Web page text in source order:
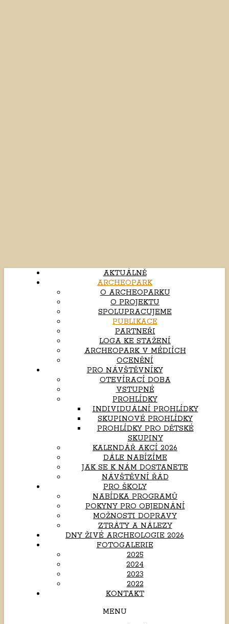
AKTUÁLNĚ
ARCHEOPARK
O ARCHEOPARKU
O PROJEKTU
SPOLUPRACUJEME
PUBLIKACE
PARTNEŘI
LOGA KE STAŽENÍ
ARCHEOPARK V MÉDIÍCH
OCENĚNÍ
PRO NÁVŠTĚVNÍKY
OTEVÍRACÍ DOBA
VSTUPNÉ
PROHLÍDKY
INDIVIDUÁLNÍ PROHLÍDKY
SKUPINOVÉ PROHLÍDKY
PROHLÍDKY PRO DĚTSKÉ
SKUPINY
KALENDÁŘ AKCÍ 2026
DÁLE NABÍZÍME
JAK SE K NÁM DOSTANETE
NÁVŠTĚVNÍ ŘÁD
PRO ŠKOLY
NABÍDKA PROGRAMŮ
POKYNY PRO OBJEDNÁNÍ
MOŽNOSTI DOPRAVY
ZTRÁTY A NÁLEZY
DNY ŽIVÉ ARCHEOLOGIE 2026
FOTOGALERIE
2025
2024
2023
2022
KONTAKT
MENU